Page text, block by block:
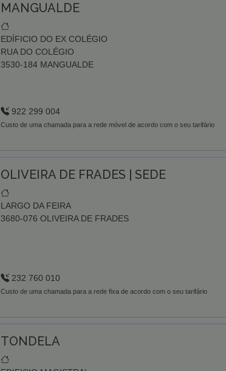
MANGUALDE
EDÍFICIO DO EX COLÉGIO
RUA DO COLÉGIO
3530-184 MANGUALDE
922 299 004
Custo de uma chamada para a rede móvel de acordo com o seu tarifário
OLIVEIRA DE FRADES | SEDE
LARGO DA FEIRA
3680-076 OLIVEIRA DE FRADES
232 760 010
Custo de uma chamada para a rede fixa de acordo com o seu tarifário
TONDELA